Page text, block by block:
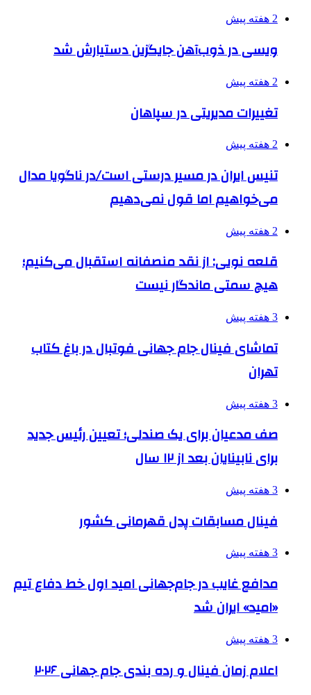
2 هفته پیش
ویسی در ذوب‌آهن جایگزین دستیارش شد
2 هفته پیش
تغییرات مدیریتی در سپاهان
2 هفته پیش
تنیس ایران در مسیر درستی است/در ناگویا مدال
می‌خواهیم اما قول نمی‌دهیم
2 هفته پیش
قلعه نویی: از نقد منصفانه استقبال می‌کنیم؛
هیچ سمتی ماندگار نیست
3 هفته پیش
تماشای فینال جام جهانی فوتبال در باغ کتاب
تهران
3 هفته پیش
صف مدعیان برای یک صندلی؛ تعیین رئیس جدید
برای نابینایان بعد از ۱۲ سال
3 هفته پیش
فینال مسابقات پدل قهرمانی کشور
3 هفته پیش
مدافع غایب در جام‌جهانی امید اول خط دفاع تیم
«امید» ایران شد
3 هفته پیش
اعلام زمان فینال و رده بندی جام جهانی ۲۰۲۶